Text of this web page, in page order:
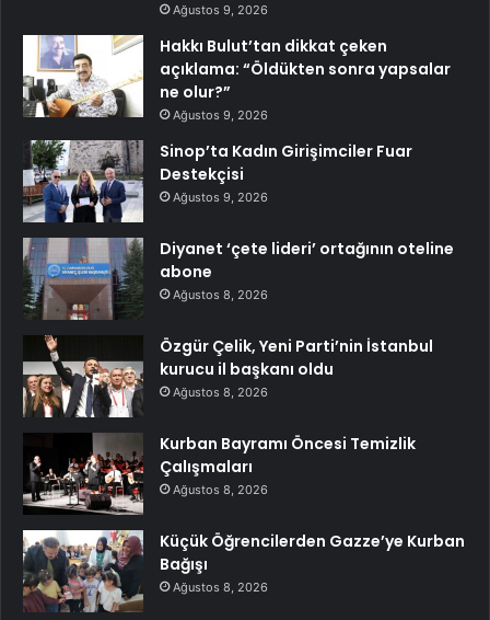
Ağustos 9, 2026
Hakkı Bulut’tan dikkat çeken
açıklama: “Öldükten sonra yapsalar
ne olur?”
Ağustos 9, 2026
Sinop’ta Kadın Girişimciler Fuar
Destekçisi
Ağustos 9, 2026
Diyanet ‘çete lideri’ ortağının oteline
abone
Ağustos 8, 2026
Özgür Çelik, Yeni Parti’nin İstanbul
kurucu il başkanı oldu
Ağustos 8, 2026
Kurban Bayramı Öncesi Temizlik
Çalışmaları
Ağustos 8, 2026
Küçük Öğrencilerden Gazze’ye Kurban
Bağışı
Ağustos 8, 2026